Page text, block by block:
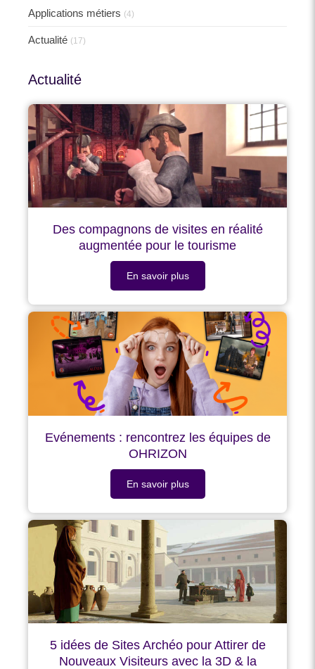
Applications métiers (4)
Actualité (17)
Actualité
Des compagnons de visites en réalité
augmentée pour le tourisme
En savoir plus
Evénements : rencontrez les équipes de
OHRIZON
En savoir plus
5 idées de Sites Archéo pour Attirer de
Nouveaux Visiteurs avec la 3D & la